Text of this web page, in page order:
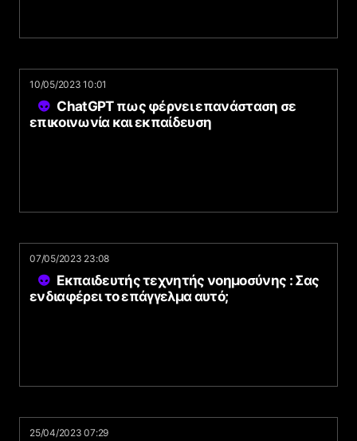
10/05/2023 10:01
ChatGPT πως φέρνει επανάσταση σε
επικοινωνία και εκπαίδευση
07/05/2023 23:08
Eκπαιδευτής τεχνητής νοημοσύνης : Σας
ενδιαφέρει το επάγγελμα αυτό;
25/04/2023 07:29